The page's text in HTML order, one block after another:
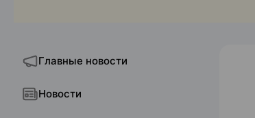
Главные новости
Новости